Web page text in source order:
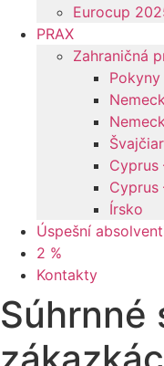
Eurocup
PRAX
Zahraničná
Cyprus
Cyprus
Írsko
Úspešní
2 %
Kontakty
Súhrnné